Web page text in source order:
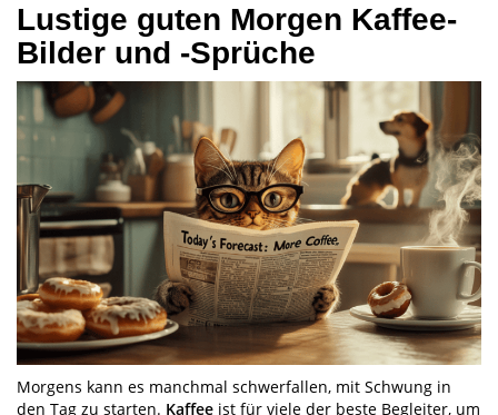
Lustige guten Morgen Kaffee-
Bilder und -Sprüche
Morgens kann es manchmal schwerfallen, mit Schwung in
den Tag zu starten. Kaffee ist für viele der beste Begleiter, um